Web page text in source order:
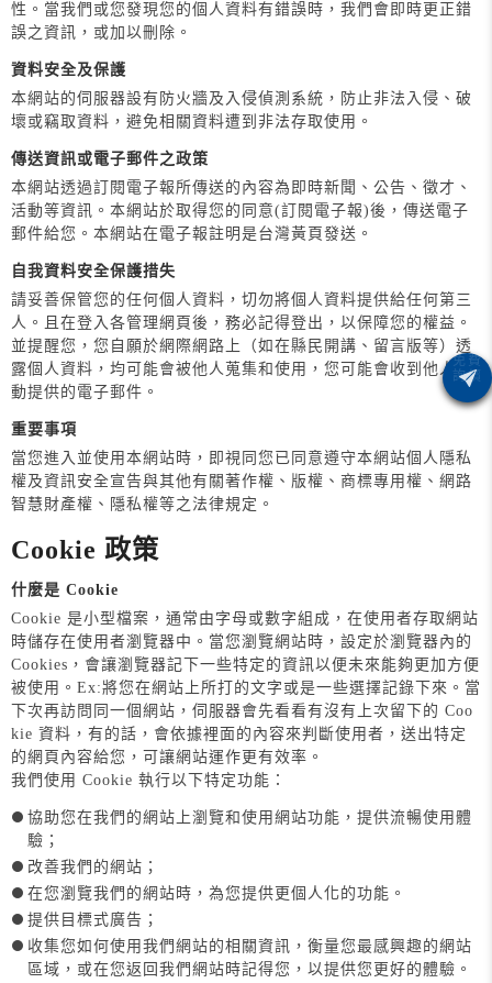
性。當我們或您發現您的個人資料有錯誤時，我們會即時更正錯
誤之資訊，或加以刪除。
資料安全及保護
本網站的伺服器設有防火牆及入侵偵測系統，防止非法入侵、破
壞或竊取資料，避免相關資料遭到非法存取使用。
傳送資訊或電子郵件之政策
本網站透過訂閱電子報所傳送的內容為即時新聞、公告、徵才、
活動等資訊。本網站於取得您的同意(訂閱電子報)後，傳送電子
郵件給您。本網站在電子報註明是台灣黃頁發送。
自我資料安全保護措失
請妥善保管您的任何個人資料，切勿將個人資料提供給任何第三
人。且在登入各管理網頁後，務必記得登出，以保障您的權益。
並提醒您，您自願於網際網路上（如在縣民開講、留言版等）透
露個人資料，均可能會被他人蒐集和使用，您可能會收到他人主
動提供的電子郵件。
重要事項
當您進入並使用本網站時，即視同您已同意遵守本網站個人隱私
權及資訊安全宣告與其他有關著作權、版權、商標專用權、網路
智慧財產權、隱私權等之法律規定。
Cookie 政策
什麼是 Cookie
Cookie 是小型檔案，通常由字母或數字組成，在使用者存取網站
時儲存在使用者瀏覽器中。當您瀏覽網站時，設定於瀏覽器內的
Cookies，會讓瀏覽器記下一些特定的資訊以便未來能夠更加方便
被使用。Ex:將您在網站上所打的文字或是一些選擇記錄下來。當
下次再訪問同一個網站，伺服器會先看看有沒有上次留下的 Coo
kie 資料，有的話，會依據裡面的內容來判斷使用者，送出特定
的網頁內容給您，可讓網站運作更有效率。
我們使用 Cookie 執行以下特定功能：
協助您在我們的網站上瀏覽和使用網站功能，提供流暢使用體
驗；
改善我們的網站；
在您瀏覽我們的網站時，為您提供更個人化的功能。
提供目標式廣告；
收集您如何使用我們網站的相關資訊，衡量您最感興趣的網站
區域，或在您返回我們網站時記得您，以提供您更好的體驗。